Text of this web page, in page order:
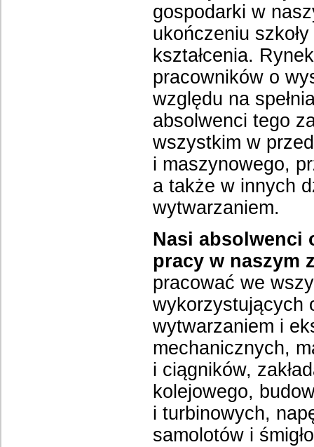
gospodarki w
ukończeniu
kształcenia.
pracowników o
względu na
absolwenci tego
wszystkim w
i maszynowego,
a także w innych
wytwarzaniem.
Nasi absolwenci
pracy w naszym
pracować we
wykorzystujących
wytwarzaniem i
mechanicznych,
i ciągników,
kolejowego,
i turbinowych,
samolotów i